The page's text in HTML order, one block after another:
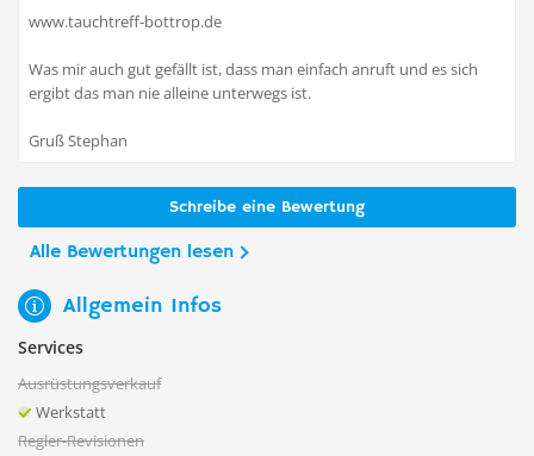
www.tauchtreff-bottrop.de
Was mir auch gut gefällt ist, dass man einfach anruft und es sich
ergibt das man nie alleine unterwegs ist.
Gruß Stephan
Schreibe eine Bewertung
Alle Bewertungen lesen
Allgemein Infos
Services
Ausrüstungsverkauf
Werkstatt
Regler-Revisionen